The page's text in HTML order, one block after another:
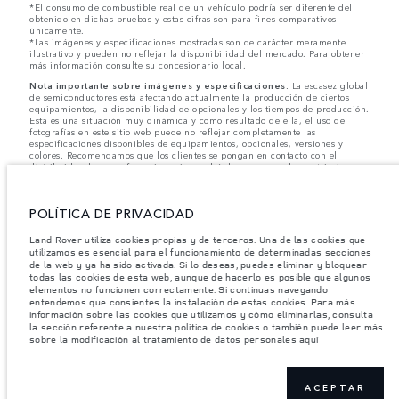
*El consumo de combustible real de un vehículo podría ser diferente del
obtenido en dichas pruebas y estas cifras son para fines comparativos
únicamente.
*Las imágenes y especificaciones mostradas son de carácter meramente
ilustrativo y pueden no reflejar la disponibilidad del mercado. Para obtener
más información consulte su concesionario local.
Nota importante sobre imágenes y especificaciones. La escasez global
de semiconductores está afectando actualmente la producción de ciertos
equipamientos, la disponibilidad de opcionales y los tiempos de producción.
Esta es una situación muy dinámica y como resultado de ella, el uso de
fotografías en este sitio web puede no reflejar completamente las
especificaciones disponibles de equipamientos, opcionales, versiones y
colores. Recomendamos que los clientes se pongan en contacto con el
distribuidor de su preferencia, quien podrá dar a conocer las restricciones
Jaguar Land Rover Limited busca constantemente nuevas formas de mejorar
accesorios, por lo que se producen modificaciones de forma continua y sin
previo aviso. Según el modelo, algunas funciones serán opcionales o
vendrán incluidas de serie. La información, las especificaciones, los motores
y los colores que aparecen en esta página web se basan en las
especificaciones europeas. Estos pueden variar en función del mercado y
pueden ser modificados sin previo aviso. Algunos vehículos se muestran con
equipamiento opcional y accesorios originales que pueden no estar
disponibles en todos los mercados. Ponte en contacto con tu concesionario
local para consultar disponibilidad y precios.
Cargas Máximas por Eje no se excedan al cargar el vehículo con accesorios,
POLÍTICA DE PRIVACIDAD
Land Rover utiliza cookies propias y de terceros. Una de las cookies que
utilizamos es esencial para el funcionamiento de determinadas secciones
de la web y ya ha sido activada. Si lo deseas, puedes eliminar y bloquear
todas las cookies de esta web, aunque de hacerlo es posible que algunos
elementos no funcionen correctamente. Si continuas navegando
entendemos que consientes la instalación de estas cookies. Para más
información sobre las cookies que utilizamos y cómo eliminarlas, consulta
la sección referente a nuestra política de cookies o también puede leer más
sobre la modificación al tratamiento de datos personales aquí
ACEPTAR